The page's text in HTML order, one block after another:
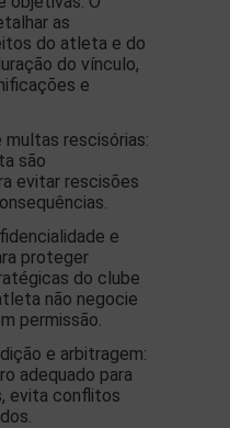
as
do atleta e do
do vínculo,
e
rescisórias:
são
evitar rescisões
e
proteger
do clube
não negocie
permissão.
e arbitragem:
adequado para
evita conflitos